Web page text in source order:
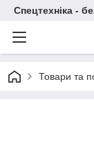
Спецтехніка -
Товари та